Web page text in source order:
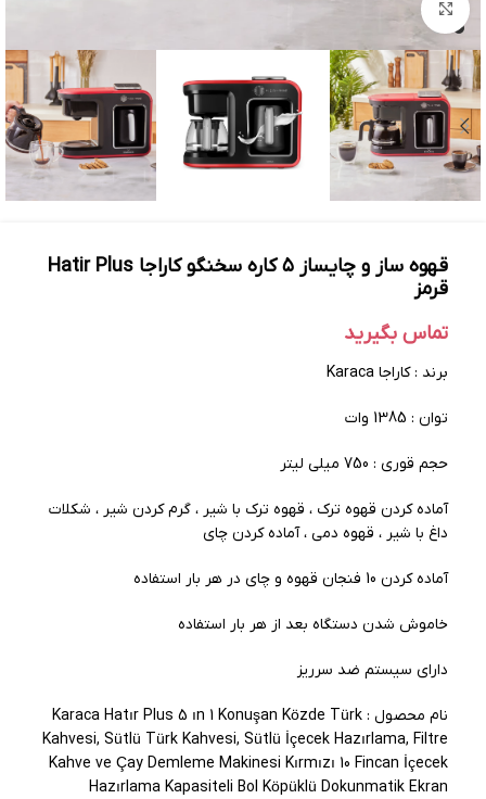
بزرگنمایی تصویر
قهوه ساز و چایساز ۵ کاره سخنگو کاراجا Hatir Plus
قرمز
تماس بگیرید
برند : کاراجا Karaca
توان : 1385 وات
حجم قوری : 750 میلی لیتر
آماده کردن قهوه ترک ، قهوه ترک با شیر ، گرم کردن شیر ، شکلات
داغ با شیر ، قهوه دمی ، آماده کردن چای
آماده کردن 10 فنجان قهوه و چای در هر بار استفاده
خاموش شدن دستگاه بعد از هر بار استفاده
دارای سیستم ضد سرریز
نام محصول : Karaca Hatır Plus 5 ın 1 Konuşan Közde Türk
Kahvesi, Sütlü Türk Kahvesi, Sütlü İçecek Hazırlama, Filtre
Kahve ve Çay Demleme Makinesi Kırmızı 10 Fincan İçecek
Hazırlama Kapasiteli Bol Köpüklü Dokunmatik Ekran